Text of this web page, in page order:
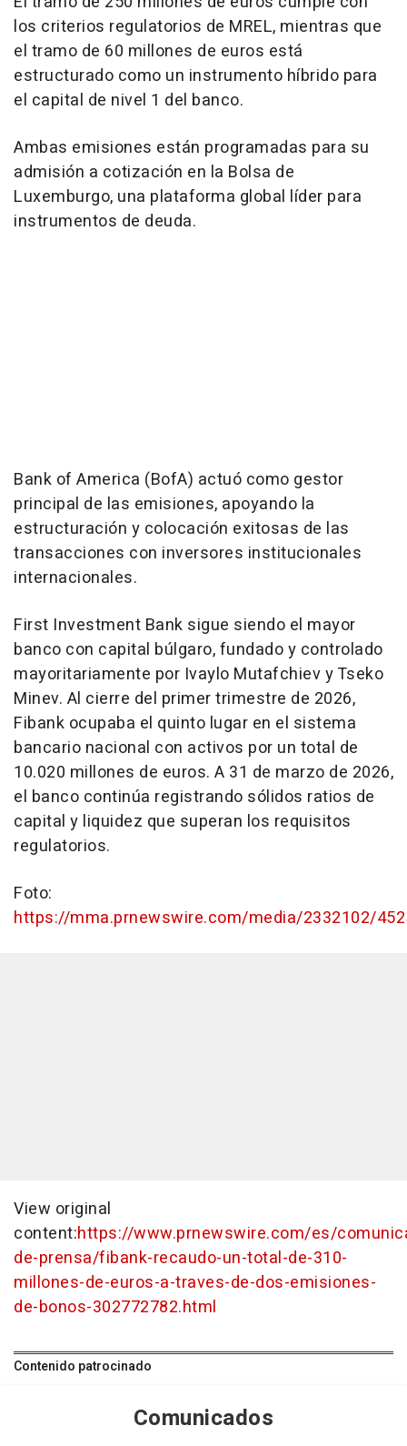
los criterios regulatorios de MREL, mientras que
el tramo de 60 millones de euros está
estructurado como un instrumento híbrido para
el capital de nivel 1 del banco.
Ambas emisiones están programadas para su
admisión a cotización en la Bolsa de
Luxemburgo, una plataforma global líder para
instrumentos de deuda.
Bank of America (BofA) actuó como gestor
principal de las emisiones, apoyando la
estructuración y colocación exitosas de las
transacciones con inversores institucionales
internacionales.
First Investment Bank sigue siendo el mayor
banco con capital búlgaro, fundado y controlado
mayoritariamente por Ivaylo Mutafchiev y Tseko
Minev. Al cierre del primer trimestre de 2026,
Fibank ocupaba el quinto lugar en el sistema
bancario nacional con activos por un total de
10.020 millones de euros. A 31 de marzo de 2026,
el banco continúa registrando sólidos ratios de
capital y liquidez que superan los requisitos
regulatorios.
Foto:
https://mma.prnewswire.com/media/2332102/
View original
content:https://www.prnewswire.com/es/
de-prensa/fibank-recaudo-un-total-de-310-
millones-de-euros-a-traves-de-dos-emisiones-
de-bonos-302772782.html
Contenido patrocinado
Comunicados